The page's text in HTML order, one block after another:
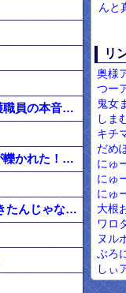
お前らのご家族をお預かりする前に 言っておきたい事がある。かなりきびしい話もするが介護職員の本音を聴いておけ。
止まっていた俺の車にガキが激突。警察「止まってた？それ本当？」 ガキの親「うちの子供が轢かれた！」 →
【ゴミ】彼女が猫拾ってきた。自分「こいつ自分が拾ってきたのに何もしねーな」 → 拾ってきたんじゃなかった…
んと
リ
奥様
つー
鬼女
しま
キチ
だめ
にゅ
にゅ
にゅ
大根
ワロ
ヌル
ぶろ
しぃ